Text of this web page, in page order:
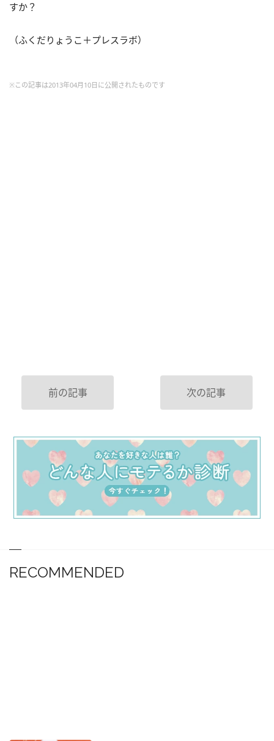
すか？
（ふくだりょうこ＋プレスラボ）
※この記事は2013年04月10日に公開されたものです
前の記事 次の記事
RECOMMENDED